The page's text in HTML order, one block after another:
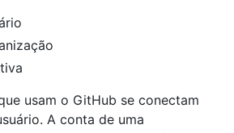
usam o GitHub se conectam
A conta de uma